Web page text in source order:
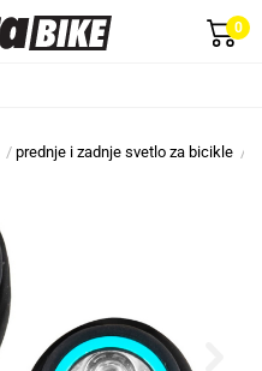
0
prednje i zadnje svetlo za bicikle